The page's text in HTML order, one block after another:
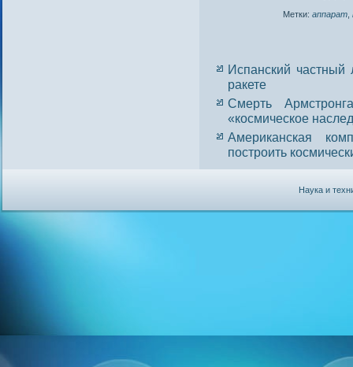
Метки: аппарат
Испанский частный
ракете
Смерть
«космическое
Американская
построить
Наука и